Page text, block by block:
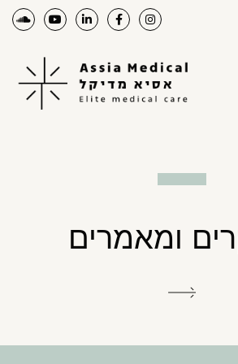
ומאמרים